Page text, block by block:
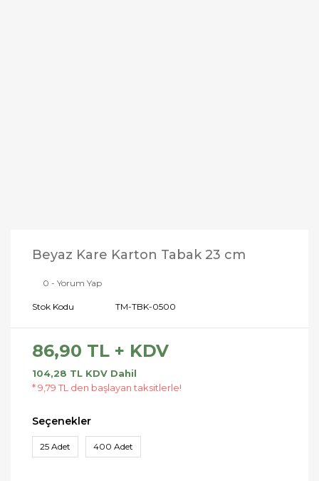
Beyaz Kare Karton Tabak 23 cm
0 - Yorum Yap
Stok Kodu TM-TBK-0500
86,90 TL + KDV
104,28 TL KDV Dahil
* 9,79 TL den başlayan taksitlerle!
Seçenekler
25 Adet 400 Adet